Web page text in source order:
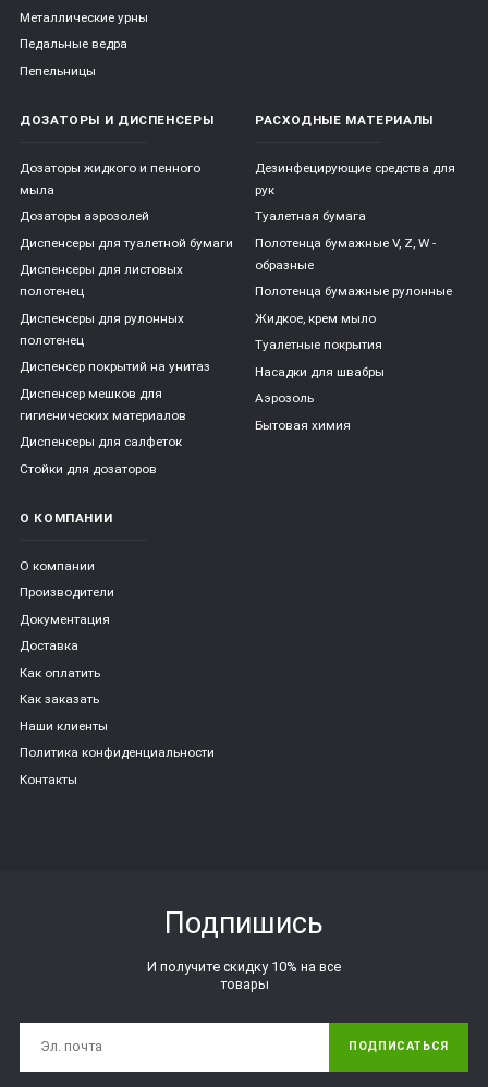
Металлические урны
Педальные ведра
Пепельницы
ДОЗАТОРЫ И ДИСПЕНСЕРЫ
Дозаторы жидкого и пенного
мыла
Дозаторы аэрозолей
Диспенсеры для туалетной бумаги
Диспенсеры для листовых
полотенец
Диспенсеры для рулонных
полотенец
Диспенсер покрытий на унитаз
Диспенсер мешков для
гигиенических материалов
Диспенсеры для салфеток
Стойки для дозаторов
РАСХОДНЫЕ МАТЕРИАЛЫ
Дезинфецирующие средства для
рук
Туалетная бумага
Полотенца бумажные V, Z, W -
образные
Полотенца бумажные рулонные
Жидкое, крем мыло
Туалетные покрытия
Насадки для швабры
Аэрозоль
Бытовая химия
О КОМПАНИИ
О компании
Производители
Документация
Доставка
Как оплатить
Как заказать
Наши клиенты
Политика конфиденциальности
Контакты
Подпишись
И получите скидку 10% на все
товары
ПОДПИСАТЬСЯ